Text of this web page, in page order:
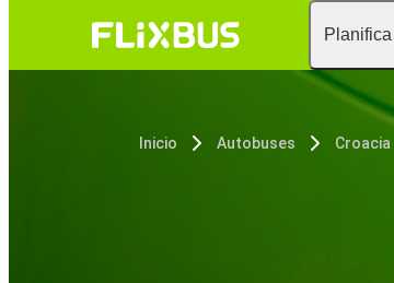
Inicio Autobuses Croacia